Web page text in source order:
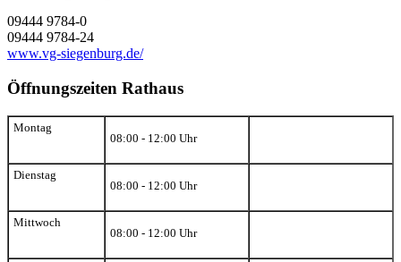
09444 9784-0
09444 9784-24
www.vg-siegenburg.de/
Öffnungszeiten Rathaus
Montag
08:00 - 12:00 Uhr
Dienstag
08:00 - 12:00 Uhr
Mittwoch
08:00 - 12:00 Uhr